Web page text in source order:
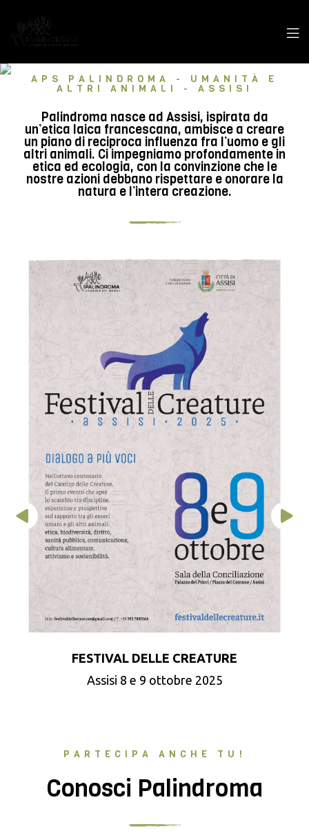
APS PALINDROMA - UMANITÀ E
ALTRI ANIMALI - ASSISI
Palindroma nasce ad Assisi, ispirata da
un’etica laica francescana, ambisce a creare
un piano di reciproca influenza fra l’uomo e gli
altri animali. Ci impegniamo profondamente in
etica ed ecologia, con la convinzione che le
nostre azioni debbano rispettare e onorare la
natura e l’intera creazione.
FESTIVAL DELLE CREATURE
Assisi 8 e 9 ottobre 2025
PARTECIPA ANCHE TU!
Conosci Palindroma